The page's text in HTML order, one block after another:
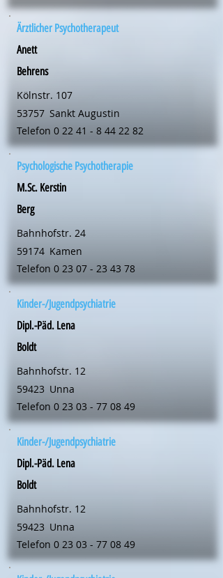
Ärztlicher Psychotherapeut
Anett
Behrens
Kölnstr. 107
53757 Sankt Augustin
Telefon 0 22 41 - 8 44 22 82
Psychologische Psychotherapie
M.Sc. Kerstin
Berg
Bahnhofstr. 24
59174 Kamen
Telefon 0 23 07 - 23 43 78
Kinder-/Jugendpsychiatrie
Dipl.-Päd. Lena
Boldt
Bahnhofstr. 12
59423 Unna
Telefon 0 23 03 - 77 08 49
Kinder-/Jugendpsychiatrie
Dipl.-Päd. Lena
Boldt
Bahnhofstr. 12
59423 Unna
Telefon 0 23 03 - 77 08 49